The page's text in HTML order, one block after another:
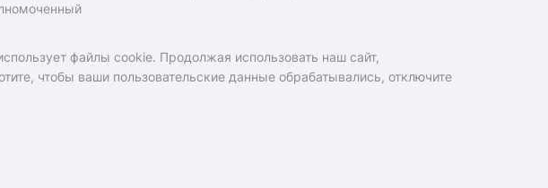
файлы cookie. Продолжая использовать наш сайт,
чтобы ваши пользовательские данные обрабатывались, отключите